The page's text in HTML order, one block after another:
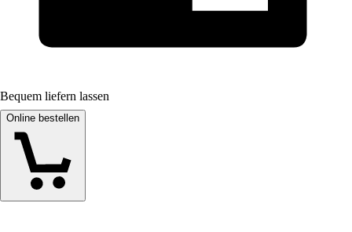
Bequem liefern lassen
Online bestellen